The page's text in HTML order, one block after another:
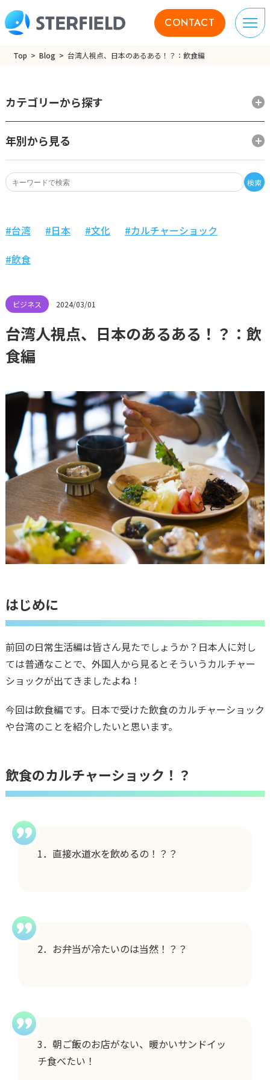
CONTACT
Top Blog 台湾人視点、日本のあるある！？：飲食編
検索
カテゴリーから探す
年別から見る
2024/03/01
台湾 日本 文化
カルチャーショック
飲食
台湾人視点、日本のあるある！？：飲
食編
はじめに
前回の日常生活編は皆さん見たでしょうか？日本人に対し
ては普通なことで、外国人から見るとそういうカルチャー
ショックが出てきましたよね！
今回は飲食編です。日本で受けた飲食のカルチャーショック
や台湾のことを紹介したいと思います。
飲食のカルチャーショック！？
1．直接水道水を飲めるの！？？
2．お弁当が冷たいのは当然！？？
3．朝ご飯のお店がない、暖かいサンドイッ
チ食べたい！